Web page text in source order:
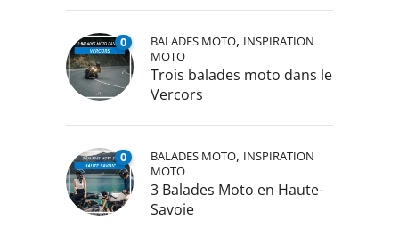
0 BALADES MOTO, INSPIRATION
MOTO
Trois balades moto dans le
Vercors
0 BALADES MOTO, INSPIRATION
MOTO
3 Balades Moto en Haute-
Savoie